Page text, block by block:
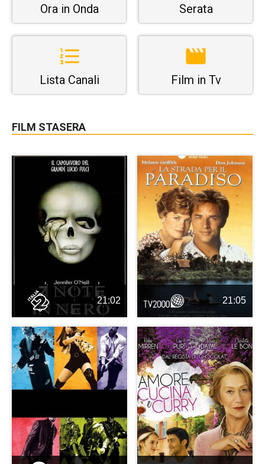
Ora in Onda Serata
Lista Canali Film in Tv
FILM STASERA
21:02 21:05